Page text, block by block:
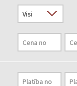
Pakalpojumi
Kontakti